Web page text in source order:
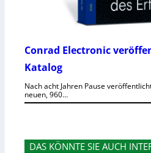
Conrad Electronic
Katalog
Nach acht Jahren Pause
neuen, 960…
DAS KÖNNTE SIE AUCH